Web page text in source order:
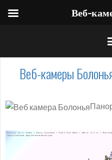
Веб-камеры
Веб-